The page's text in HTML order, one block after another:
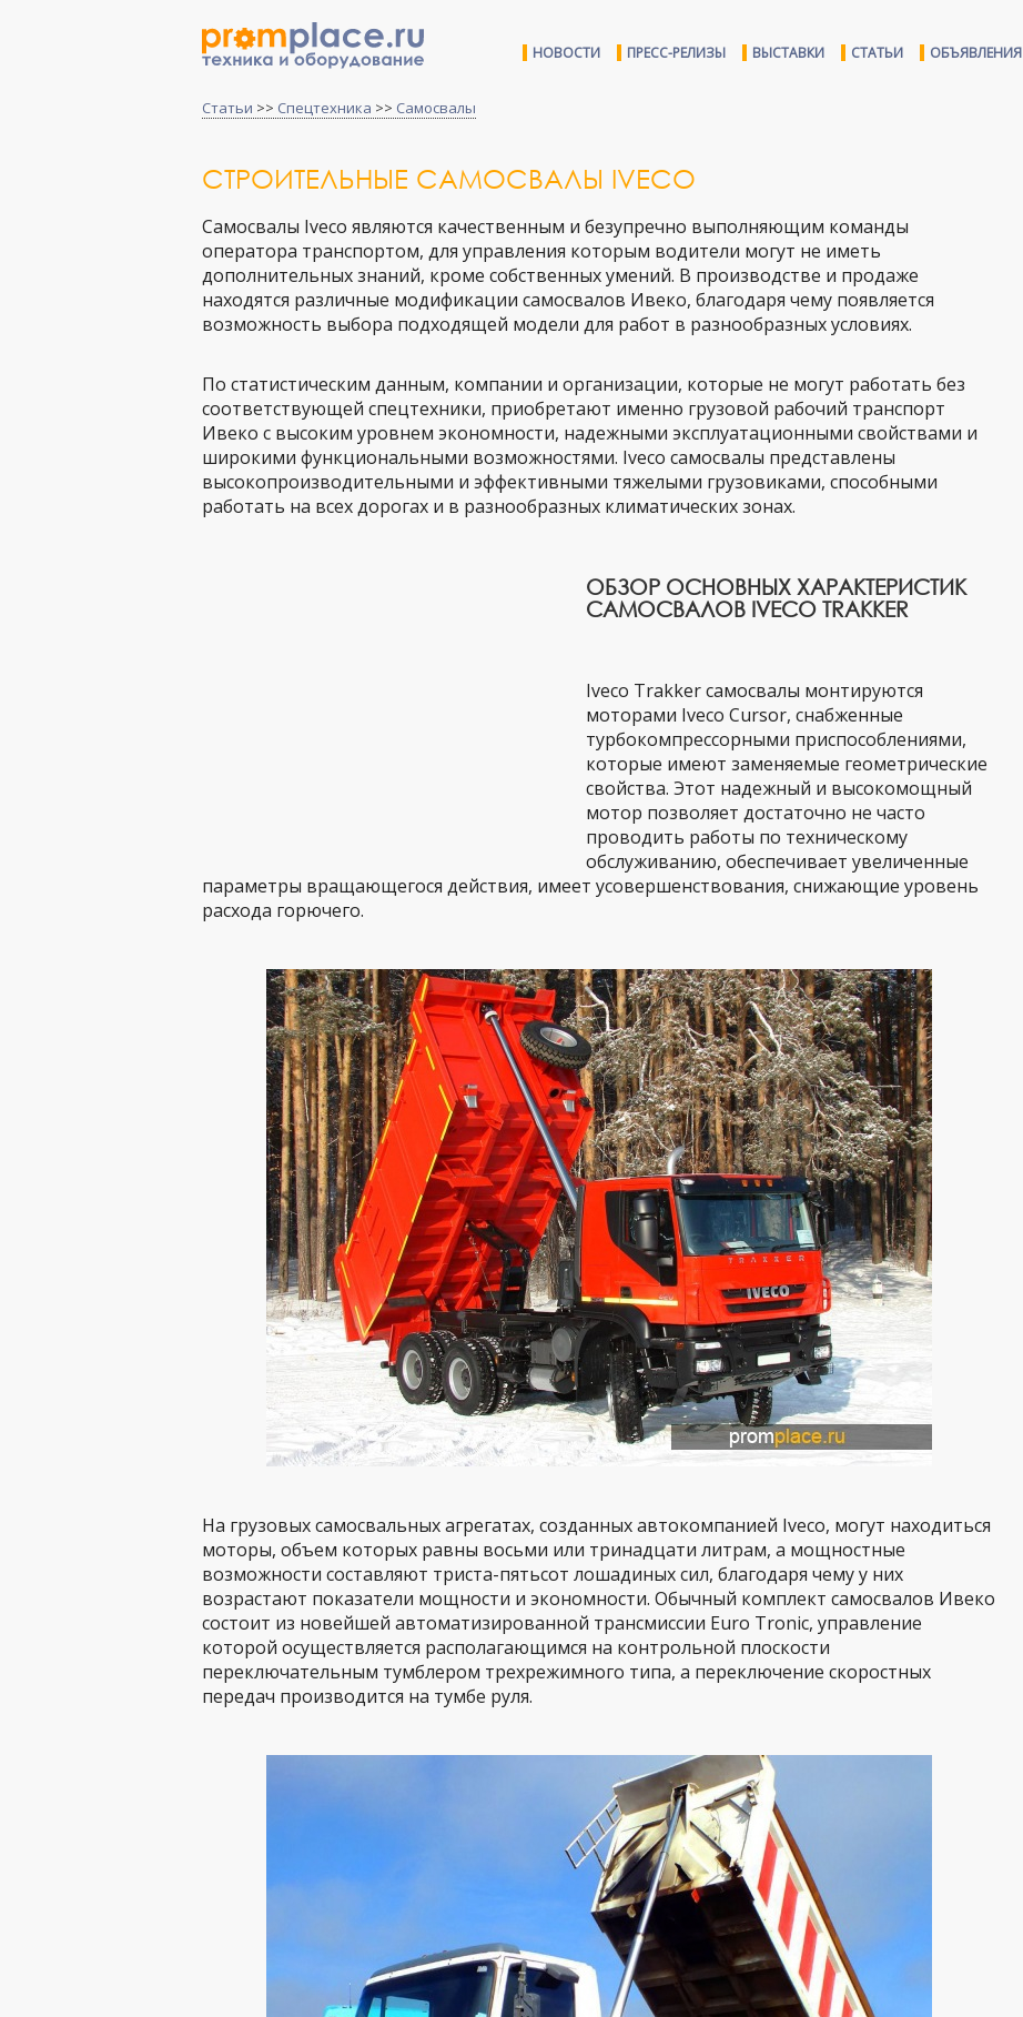
НОВОСТИ ПРЕСС-РЕЛИЗЫ ВЫСТАВКИ СТАТЬИ ОБЪЯВЛЕНИЯ
Статьи >> Спецтехника >> Самосвалы
СТРОИТЕЛЬНЫЕ САМОСВАЛЫ IVECO
Самосвалы Iveco являются качественным и безупречно выполняющим команды
оператора транспортом, для управления которым водители могут не иметь
дополнительных знаний, кроме собственных умений. В производстве и продаже
находятся различные модификации самосвалов Ивеко, благодаря чему появляется
возможность выбора подходящей модели для работ в разнообразных условиях.
По статистическим данным, компании и организации, которые не могут работать без
соответствующей спецтехники, приобретают именно грузовой рабочий транспорт
Ивеко с высоким уровнем экономности, надежными эксплуатационными свойствами и
широкими функциональными возможностями. Iveco самосвалы представлены
высокопроизводительными и эффективными тяжелыми грузовиками, способными
работать на всех дорогах и в разнообразных климатических зонах.
ОБЗОР ОСНОВНЫХ ХАРАКТЕРИСТИК
САМОСВАЛОВ IVECO TRAKKER
Iveco Trakker самосвалы монтируются
моторами Iveco Cursor, снабженные
турбокомпрессорными приспособлениями,
которые имеют заменяемые геометрические
свойства. Этот надежный и высокомощный
мотор позволяет достаточно не часто
проводить работы по техническому
обслуживанию, обеспечивает увеличенные
параметры вращающегося действия, имеет усовершенствования, снижающие уровень
расхода горючего.
На грузовых самосвальных агрегатах, созданных автокомпанией Iveco, могут находиться
моторы, объем которых равны восьми или тринадцати литрам, а мощностные
возможности составляют триста-пятьсот лошадиных сил, благодаря чему у них
возрастают показатели мощности и экономности. Обычный комплект самосвалов Ивеко
состоит из новейшей автоматизированной трансмиссии Euro Tronic, управление
которой осуществляется располагающимся на контрольной плоскости
переключательным тумблером трехрежимного типа, а переключение скоростных
передач производится на тумбе руля.